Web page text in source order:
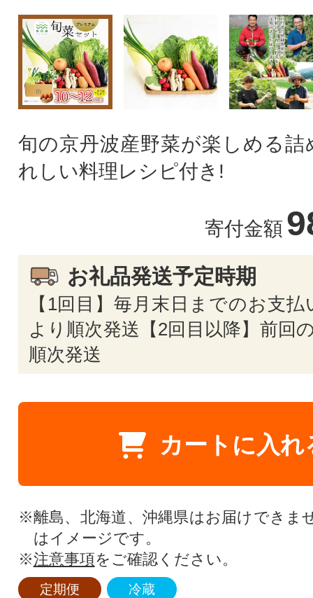
旬の京丹波産野菜が楽しめる詰
れしい料理レシピ付き!
寄付金額
お礼品発送予定時期
【1回目】毎月末日までのお支
より順次発送【2回目以降】前回
順次発送
カートに入れ
※離島、北海道、沖縄県はお届けできま
はイメージです。
※注意事項をご確認ください。
定期便 冷蔵